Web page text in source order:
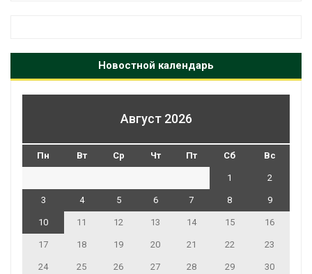
Новостной календарь
Август 2026
Пн Вт Ср Чт Пт Сб Вс
1 2
3 4 5 6 7 8 9
10 11 12 13 14 15 16
17 18 19 20 21 22 23
24 25 26 27 28 29 30